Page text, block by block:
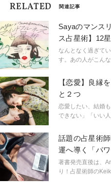
RELATED 関連記事
Sayaのマンス
ス占星術】12
なんとなく過ぎて
す。あの人がこん
い。こんなにも気
うように。星とい
や予兆にも気づき
に。マインドフル
「今、ここ」を生
【恋愛】良縁
と２つ
恋愛したい、結婚
できない」「いい
と出会える場に行
いの場」で良いご
けたいポイントを
話題の占星術
運へ導く「パ
著書発売直後は、
り！占星術師の